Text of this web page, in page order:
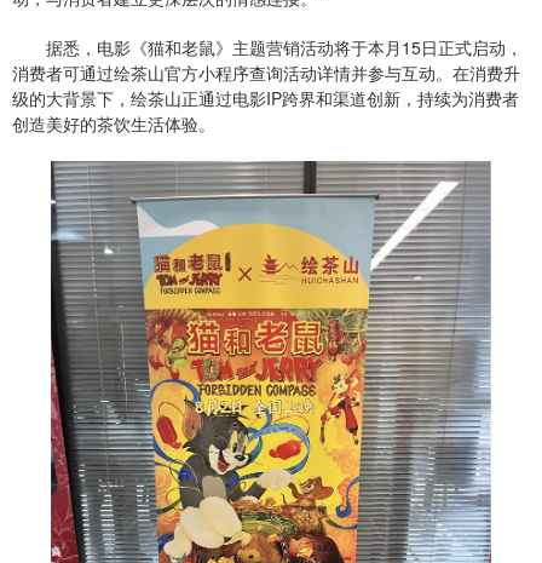
据悉，电影《猫和老鼠》主题营销活动将于本月15日正式启动，
消费者可通过绘茶山官方小程序查询活动详情并参与互动。在消费升
级的大背景下，绘茶山正通过电影IP跨界和渠道创新，持续为消费者
创造美好的茶饮生活体验。